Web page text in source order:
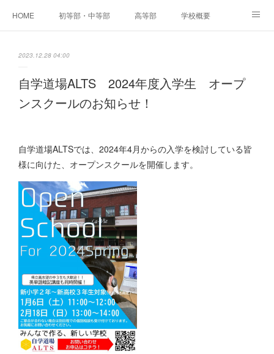
HOME 初等部・中等部 高等部 学校概要
2023.12.28 04:00
自学道場ALTS 2024年度入学生 オープ
ンスクールのお知らせ！
自学道場ALTSでは、2024年4月からの入学を検討している皆
様に向けた、オープンスクールを開催します。